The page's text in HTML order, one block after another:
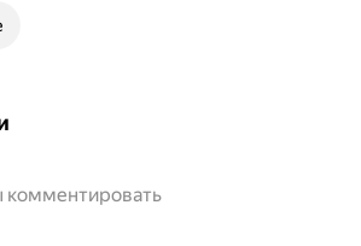
комментировать